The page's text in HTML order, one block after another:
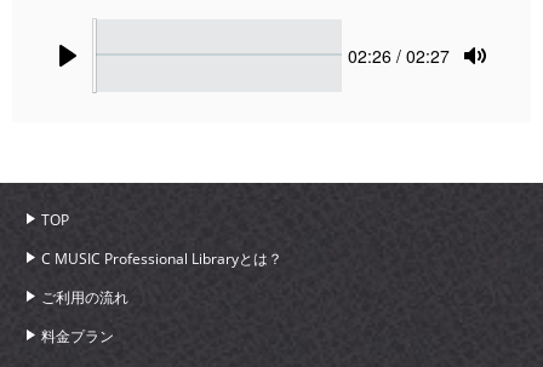
Current
02:26 / 02:27
TOP
C MUSIC Professional Libraryとは？
ご利用の流れ
料金プラン